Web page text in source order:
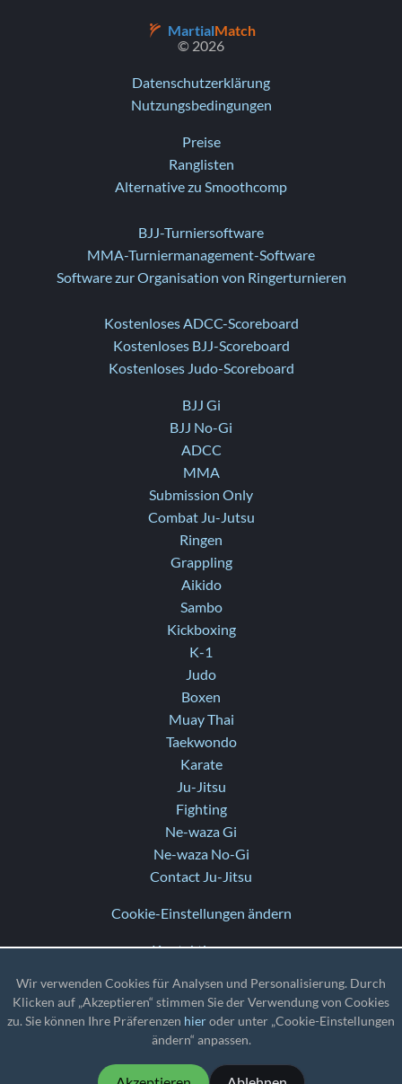
Wir verwenden Cookies für Analysen und Personalisierung. Durch
Klicken auf „Akzeptieren“ stimmen Sie der Verwendung von Cookies
zu. Sie können Ihre Präferenzen hieroder unter „Cookie-Einstellungen
ändern“ anpassen.
MartialMatch
© 2026
Datenschutzerklärung
Nutzungsbedingungen
Preise
Ranglisten
Alternative zu Smoothcomp
BJJ-Turniersoftware
MMA-Turniermanagement-Software
Software zur Organisation von Ringerturnieren
Kostenloses ADCC-Scoreboard
Kostenloses BJJ-Scoreboard
Kostenloses Judo-Scoreboard
BJJ Gi
BJJ No-Gi
ADCC
MMA
Submission Only
Combat Ju-Jutsu
Ringen
Grappling
Aikido
Sambo
Kickboxing
K-1
Judo
Boxen
Muay Thai
Taekwondo
Karate
Ju-Jitsu
Fighting
Ne-waza Gi
Ne-waza No-Gi
Contact Ju-Jitsu
Cookie-Einstellungen ändern
Kontaktiere uns
Versionshinweise
TZ: UTC